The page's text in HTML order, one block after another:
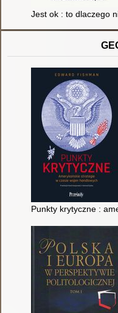
Jest ok : to dlaczego
Punkty krytyczne :